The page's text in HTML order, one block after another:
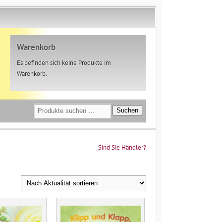
Warenkorb
Es befinden sich keine Produkte im
Warenkorb.
Suchen
nach:
Suchen
Sind Sie Händler?